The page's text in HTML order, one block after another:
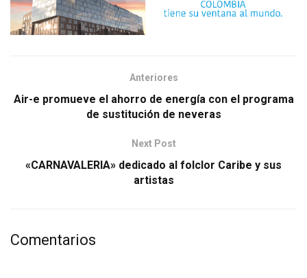
Anteriores
Air-e promueve el ahorro de energía con el programa
de sustitución de neveras
Next Post
«CARNAVALERIA» dedicado al folclor Caribe y sus
artistas
Comentarios